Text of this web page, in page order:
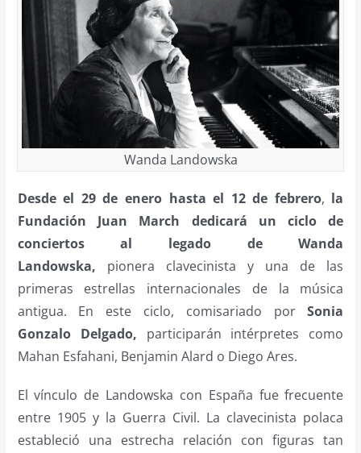
Wanda Landowska
Desde el 29 de enero hasta el 12 de febrero, la
Fundación Juan March dedicará un ciclo de
conciertosal legado de Wanda
Landowska, pionera clavecinista y una de las
primeras estrellas internacionales de la música
antigua. En este ciclo, comisariado porSonia
Gonzalo Delgado, participarán intérpretes como
Mahan Esfahani, Benjamin Alard o Diego Ares.
El vínculo de Landowska con España fue frecuente
entre 1905 y la Guerra Civil. La clavecinista polaca
estableció una estrecha relación con figuras tan